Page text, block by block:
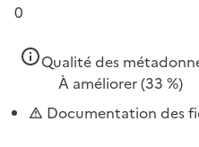
0
Qualité des
À améliorer(33 %)
Documentation des